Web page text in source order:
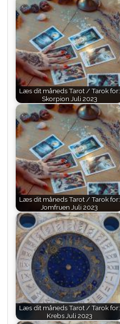
Læs dit måneds Tarot / Tarok for:
Skorpion Juli 2023
Læs dit måneds Tarot / Tarok for:
Jomfruen Juli 2023
Læs dit måneds Tarot / Tarok for:
Krebs Juli 2023